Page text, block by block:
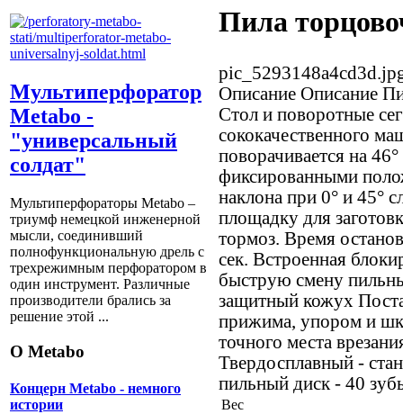
Мультиперфоратор
Metabo -
"универсальный
солдат"
Мультиперфораторы Metabo –
триумф немецкой инженерной
мысли, соединивший
полнофункциональную дрель с
трехрежимным перфоратором в
один инструмент. Различные
производители брались за
решение этой ...
О Metabo
Концерн Metabo - немного
истории
Пила
Описание Описание
Стол и поворотные
сококачественного
поворачивается на
фиксированными
наклона при 0° и 45°
площадку для
тормоз. Время
сек. Встроенная
быструю смену
защитный кожух
прижима, упором и
точного места
Твердосплавный -
пильный диск - 40
Вес